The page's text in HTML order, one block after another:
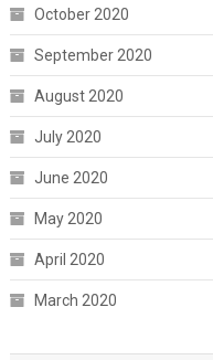
October 2020
September 2020
August 2020
July 2020
June 2020
May 2020
April 2020
March 2020